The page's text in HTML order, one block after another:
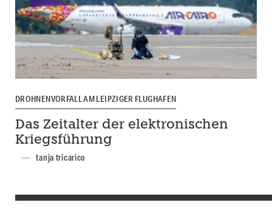
DROHNENVORFALL AM LEIPZIGER FLUGHAFEN
Das Zeitalter der elektronischen
Kriegsführung
tanja tricarico